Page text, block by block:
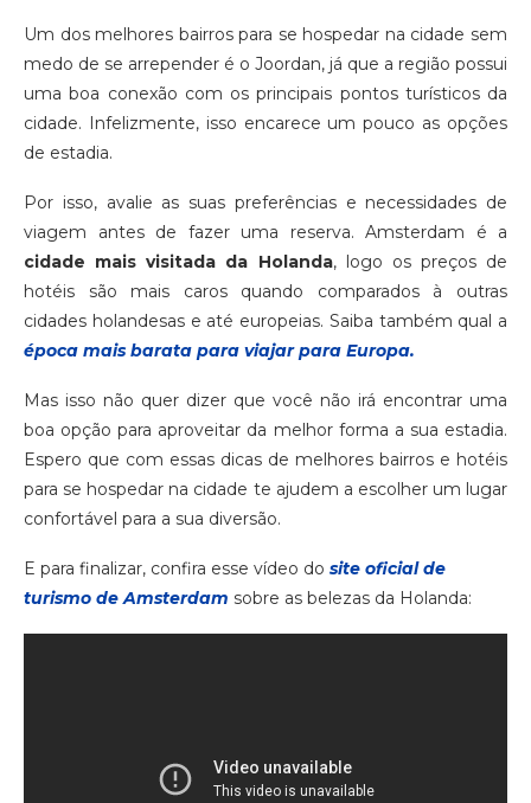
Um dos melhores bairros para se hospedar na cidade sem
medo de se arrepender é o Joordan, já que a região possui
uma boa conexão com os principais pontos turísticos da
cidade. Infelizmente, isso encarece um pouco as opções
de estadia.
Por isso, avalie as suas preferências e necessidades de
viagem antes de fazer uma reserva. Amsterdam é a
cidade mais visitada da Holanda, logo os preços de
hotéis são mais caros quando comparados à outras
cidades holandesas e até europeias. Saiba também qual a
época mais barata para viajar para Europa.
Mas isso não quer dizer que você não irá encontrar uma
boa opção para aproveitar da melhor forma a sua estadia.
Espero que com essas dicas de melhores bairros e hotéis
para se hospedar na cidade te ajudem a escolher um lugar
confortável para a sua diversão.
E para finalizar, confira esse vídeo do site oficial de
turismo de Amsterdam sobre as belezas da Holanda: